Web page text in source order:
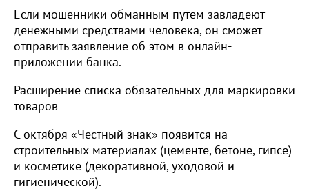
Если мошенники обманным путем завладеют
денежными средствами человека, он сможет
отправить заявление об этом в онлайн-
приложении банка.
Расширение списка обязательных для маркировки
товаров
С октября «Честный знак» появится на
строительных материалах (цементе, бетоне, гипсе)
и косметике (декоративной, уходовой и
гигиенической).